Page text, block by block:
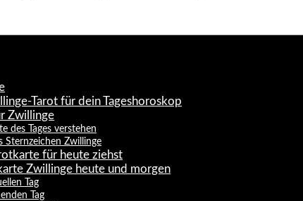
Tarot für dein Tageshoroskop
Zwillinge
des Tages verstehen
Sternzeichen Zwillinge
für heute ziehst
Zwillinge heute und morgen
Tag
Tag